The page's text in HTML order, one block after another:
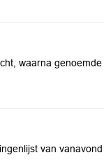
waarna genoemde
van